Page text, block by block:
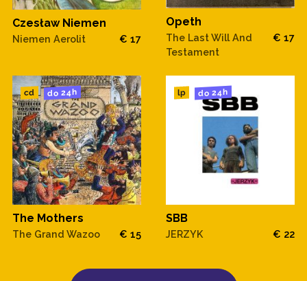
Czesław Niemen
Niemen Aerolit € 17
Opeth
The Last Will And
Testament
€ 17
cd do 24h
The Mothers
The Grand Wazoo € 15
lp do 24h
SBB
JERZYK € 22